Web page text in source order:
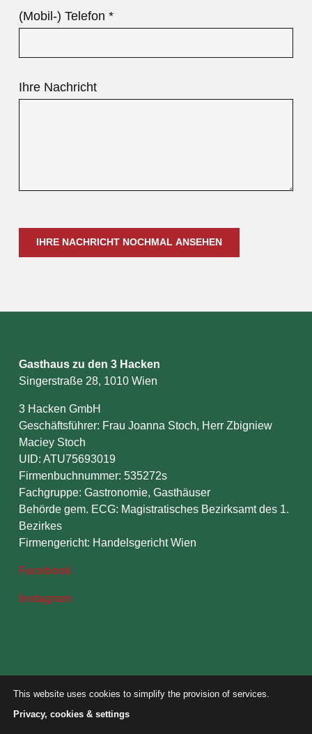
This website uses cookies to simplify the provision of services.
Privacy, cookies & settings
(Mobil-) Telefon *
Ihre Nachricht
IHRE NACHRICHT NOCHMAL ANSEHEN
Gasthaus zu den 3 Hacken
Singerstraße 28, 1010 Wien
3 Hacken GmbH
Geschäftsführer: Frau Joanna Stoch, Herr Zbigniew
Maciey Stoch
UID: ATU75693019
Firmenbuchnummer: 535272s
Fachgruppe: Gastronomie, Gasthäuser
Behörde gem. ECG: Magistratisches Bezirksamt des 1.
Bezirkes
Firmengericht: Handelsgericht Wien
Facebook
Instagram
Webdesign by Heureka GmbH